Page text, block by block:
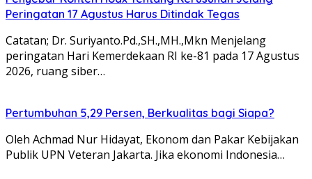
Peringatan 17 Agustus Harus Ditindak Tegas
Catatan; Dr. Suriyanto.Pd.,SH.,MH.,Mkn Menjelang
peringatan Hari Kemerdekaan RI ke-81 pada 17 Agustus
2026, ruang siber…
Pertumbuhan 5,29 Persen, Berkualitas bagi Siapa?
Oleh Achmad Nur Hidayat, Ekonom dan Pakar Kebijakan
Publik UPN Veteran Jakarta. Jika ekonomi Indonesia…